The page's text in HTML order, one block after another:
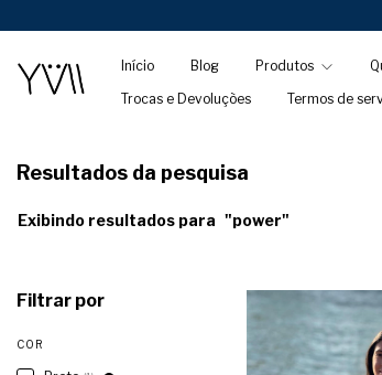
Início Blog Produtos
Trocas e Devoluções
Termos de
Resultados da pesquisa
Exibindo resultados para "power"
Filtrar por
COR